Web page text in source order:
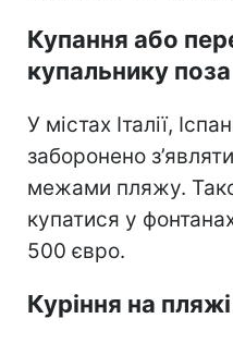
Купання або
купальнику
У містах Італії,
заборонено
межами пляжу.
купатися у
500 євро.
Куріння на пляжі